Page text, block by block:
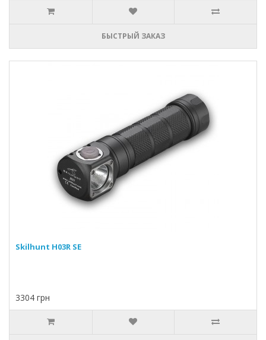
БЫСТРЫЙ ЗАКАЗ
Skilhunt H03R SE
3304 грн